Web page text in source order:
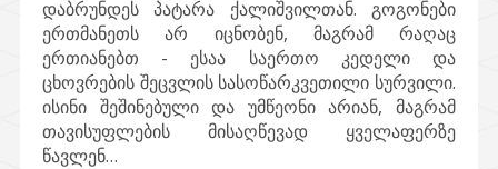
დაბრუნდეს პატარა ქალიშვილთან. გოგონები
ერთმანეთს არ იცნობენ, მაგრამ რაღაც
ერთიანებთ - ესაა საერთო კედელი და
ცხოვრების შეცვლის სასოწარკვეთილი სურვილი.
ისინი შეშინებული და უმწეონი არიან, მაგრამ
თავისუფლების მისაღწევად ყველაფერზე
წავლენ…